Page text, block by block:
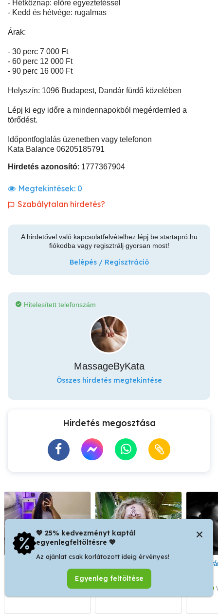
- Hétköznap: előre egyeztetéssel
- Kedd és hétvége: rugalmas
Árak:
- 30 perc 7 000 Ft
- 60 perc 12 000 Ft
- 90 perc 16 000 Ft
Helyszín: 1096 Budapest, Dandár fürdő közelében
Lépj ki egy időre a mindennapokból megérdemled a
törődést.
Időpontfoglalás üzenetben vagy telefonon
Kata Balance 06205185791
Hirdetés azonosító: 1777367904
Megtekintések: 0
Szabálytalan hirdetés?
A hirdetővel való kapcsolatfelvételhez lépj be startapró.hu
fiókodba vagy regisztrálj gyorsan most!
Belépés / Regisztráció
Hitelesített telefonszám
MassageByKata
Összes hirdetés megtekintése
Hirdetés megosztása
Budapest Astoria
stresszoldó vagy frissítő-
izomlazító
svédmasszázs doTERRA
illóolajokkal Bp. XIII. ker.
XIII. kerület
💖 25% kedvezményt kaptál
egyenlegfeltöltésre 💖
Az ajánlat csak korlátozott ideig érvényes!
Egyenleg feltöltése